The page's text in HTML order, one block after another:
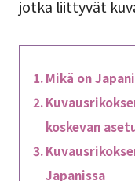
jotka liittyvät
Mikä on
koskevan
Japanissa